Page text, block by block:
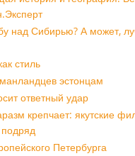
над Сибирью? А может,
стиль
эстонцам
ответный удар
крепчает: якутские
Петербурга